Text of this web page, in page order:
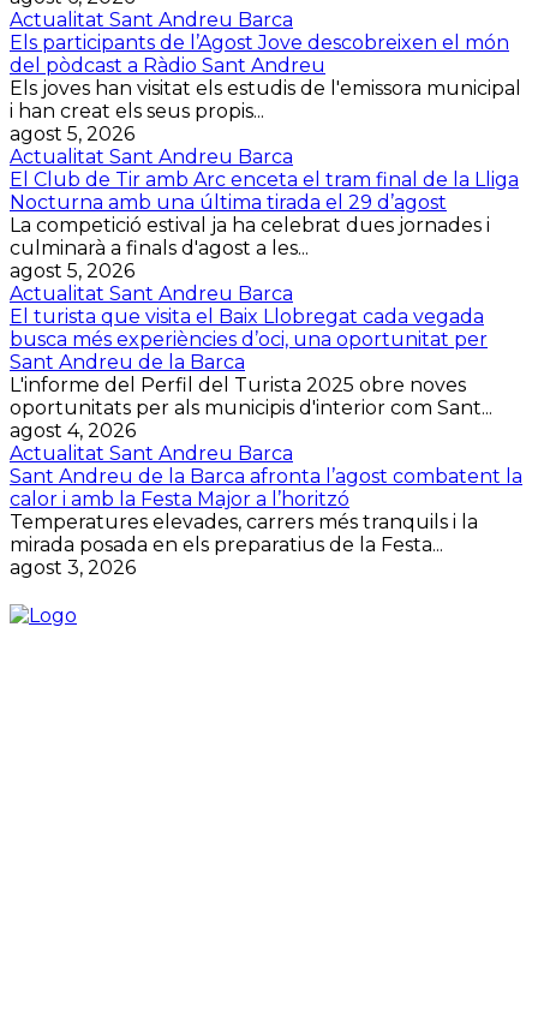
Actualitat Sant Andreu Barca
Els participants de l’Agost Jove descobreixen el món
del pòdcast a Ràdio Sant Andreu
Els joves han visitat els estudis de l'emissora municipal
i han creat els seus propis...
agost 5, 2026
Actualitat Sant Andreu Barca
El Club de Tir amb Arc enceta el tram final de la Lliga
Nocturna amb una última tirada el 29 d’agost
La competició estival ja ha celebrat dues jornades i
culminarà a finals d'agost a les...
agost 5, 2026
Actualitat Sant Andreu Barca
El turista que visita el Baix Llobregat cada vegada
busca més experiències d’oci, una oportunitat per
Sant Andreu de la Barca
L'informe del Perfil del Turista 2025 obre noves
oportunitats per als municipis d'interior com Sant...
agost 4, 2026
Actualitat Sant Andreu Barca
Sant Andreu de la Barca afronta l’agost combatent la
calor i amb la Festa Major a l’horitzó
Temperatures elevades, carrers més tranquils i la
mirada posada en els preparatius de la Festa...
agost 3, 2026